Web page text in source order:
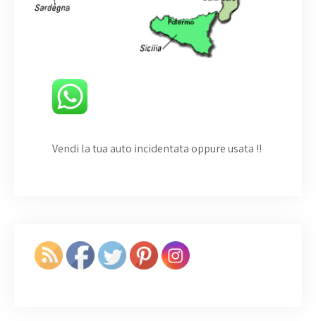
Vendi la tua auto incidentata oppure usata !!